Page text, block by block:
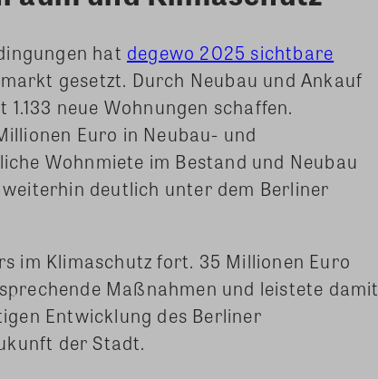
hat degewo 2025 sichtbare
gesetzt. Durch Neubau und Ankauf
neue Wohnungen schaffen.
Euro in Neubau- und
Wohnmiete im Bestand und Neubau
deutlich unter dem Berliner
im Klimaschutz fort. 35 Millionen Euro
Maßnahmen und leistete damit
Entwicklung des Berliner
der Stadt.